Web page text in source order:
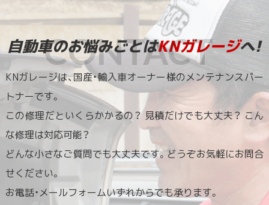
自動車のお悩みごとはKNガレージへ!
KNガレージは、国産・輸入車オーナー様のメンテナンスパー
トナーです。
この修理だといくらかかるの？ 見積だけでも大丈夫？ こん
な修理は対応可能？
どんな小さなご質問でも大丈夫です。どうぞお気軽にお問合
せください。
お電話・メールフォームいずれからでも承ります。